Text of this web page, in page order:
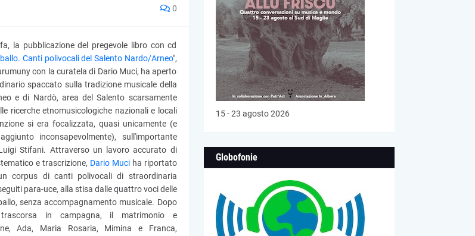
0
la pubblicazione del pregevole libro con cd
Canti polivocali del Salento Nardo/Arneo",
con la curatela di Dario Muci, ha aperto
spaccato sulla tradizione musicale della
e di Nardò, area del Salento scarsamente
ricerche etnomusicologiche nazionali e locali
si era focalizzata, quasi unicamente (e
inconsapevolmente), sull'importante
Stifani. Attraverso un lavoro accurato di
e trascrizione, Dario Muciha riportato
corpus di canti polivocali di straordinaria
para-uce, alla stisa dalle quattro voci delle
senza accompagnamento musicale. Dopo
trascorsa in campagna, il matrimonio e
Ada, Maria Rosaria, Mimina e Franca,
15 - 23 agosto 2026
Globofonie